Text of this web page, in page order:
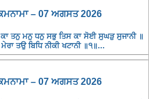
– 07 ਅਗਸਤ 2026
ਤਨੁ ਮਨੁ ਧਨੁ ਸਭੁ ਤਿਸ ਕਾ ਸੋਈ ਸੁਘੜੁ ਸੁਜਾਨੀ ॥
ਤਉ ਬਿਧਿ ਨੀਕੀ ਖਟਾਨੀ ॥੧॥...
– 07 ਅਗਸਤ 2026